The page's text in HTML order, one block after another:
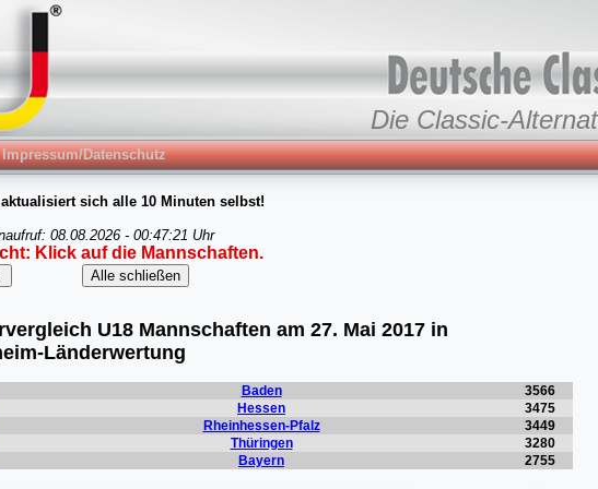
Die Classic-
Impressum/Datenschutz